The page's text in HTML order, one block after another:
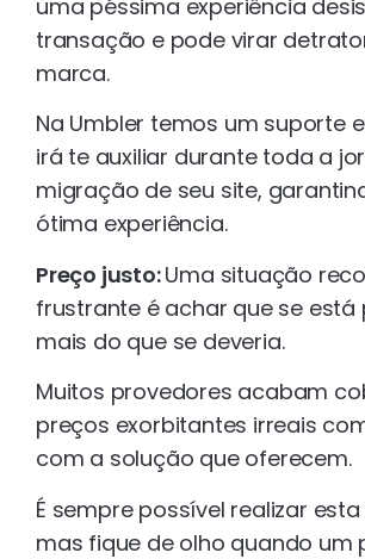
uma péssima experiência
transação e pode virar
marca.
Na Umbler temos um suporte
irá te auxiliar durante toda a
migração de seu site,
ótima experiência.
Preço justo:Uma situação
frustrante é achar que se está
mais do que se deveria.
Muitos provedores acabam
preços exorbitantes irreais
com a solução que oferecem.
É sempre possível realizar
mas fique de olho quando um